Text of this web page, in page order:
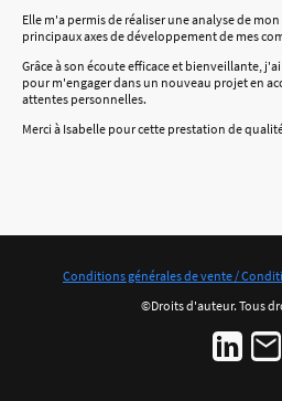
Elle m'a permis de réaliser une analyse de
principaux axes de développement de mes
Grâce à son écoute efficace et bienveillante,
pour m'engager dans un nouveau projet en
attentes personnelles.
Merci à Isabelle pour cette prestation de
Conditions générales de vente /
©Droits d'auteur. Tous